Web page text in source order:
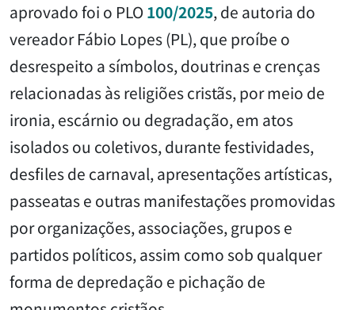
aprovado foi o PLO 100/2025, de autoria do
vereador Fábio Lopes (PL), que proíbe o
desrespeito a símbolos, doutrinas e crenças
relacionadas às religiões cristãs, por meio de
ironia, escárnio ou degradação, em atos
isolados ou coletivos, durante festividades,
desfiles de carnaval, apresentações artísticas,
passeatas e outras manifestações promovidas
por organizações, associações, grupos e
partidos políticos, assim como sob qualquer
forma de depredação e pichação de